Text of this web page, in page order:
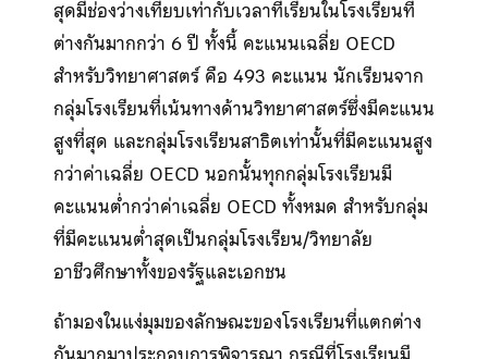
สุดมีช่องว่างเทียบเท่ากับเวลาที่เรียนในโรงเรียนที่
ต่างกันมากกว่า 6 ปี ทั้งนี้ คะแนนเฉลี่ย OECD
สำหรับวิทยาศาสตร์ คือ 493 คะแนน นักเรียนจาก
กลุ่มโรงเรียนที่เน้นทางด้านวิทยาศาสตร์ซึ่งมีคะแนน
สูงที่สุด และกลุ่มโรงเรียนสาธิตเท่านั้นที่มีคะแนนสูง
กว่าค่าเฉลี่ย OECD นอกนั้นทุกกลุ่มโรงเรียนมี
คะแนนต่ำกว่าค่าเฉลี่ย OECD ทั้งหมด สำหรับกลุ่ม
ที่มีคะแนนต่ำสุดเป็นกลุ่มโรงเรียน/วิทยาลัย
อาชีวศึกษาทั้งของรัฐและเอกชน
ถ้ามองในแง่มุมของลักษณะของโรงเรียนที่แตกต่าง